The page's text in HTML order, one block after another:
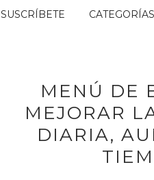
SUSCRÍBETE CATEGORÍAS
MENÚ DE
MEJORAR
DIARIA,